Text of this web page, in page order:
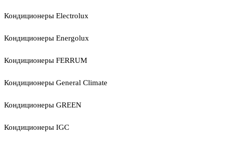
Кондиционеры Electrolux
Кондиционеры Energolux
Кондиционеры FERRUM
Кондиционеры General Climate
Кондиционеры GREEN
Кондиционеры IGC